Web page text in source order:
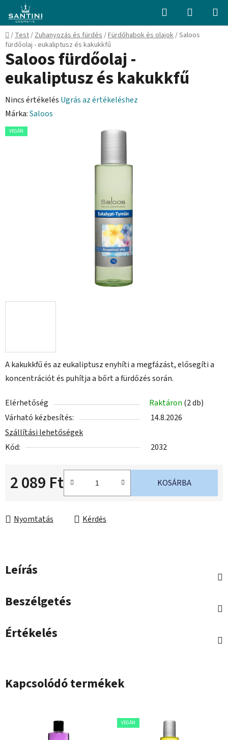
fő
tartalomhoz
Keresés KOSÁR
Kezdőlap
/Test/Zuhanyozás és fürdés/Fürdőhabok és olajok/Saloos
fürdőolaj - eukaliptusz és kakukkfű
A kakukkfű és az eukaliptusz enyhíti a megfázást, elősegíti a
koncentrációt és puhítja a bőrt a fürdőzés során.
Elérhetőség Raktáron (2 db)
Várható kézbesítés:
14.8.2026
Szállítási lehetőségek
Kód:
2032
2 089 Ft KOSÁRBA
Nyomtatás Kérdés
Saloos fürdőolaj -
eukaliptusz és kakukkfű
A
termék
átlagos
Nincs értékelés Ugrás az értékeléshez
Márka:Saloos
VEGÁN
Leírás
Beszélgetés
Értékelés
Kapcsolódó termékek
VEGÁN